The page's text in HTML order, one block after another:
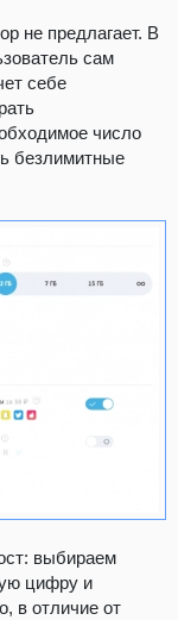
не предлагает. В
сам
себе
число
безлимитные
выбираем
цифру и
в отличие от